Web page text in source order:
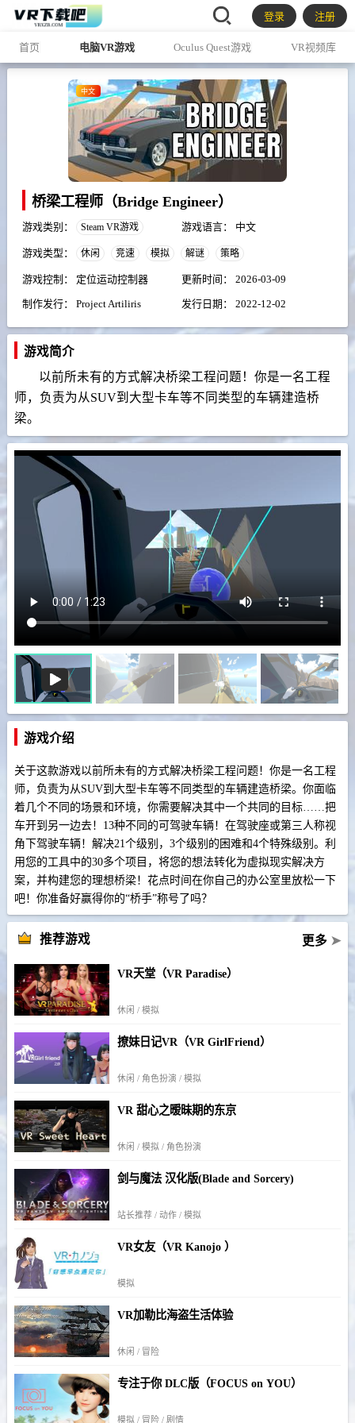
登录 注册
首页 电脑VR游戏 Oculus Quest游戏 VR视频库
中文
桥梁工程师（Bridge Engineer）
游戏类别： Steam VR游戏 游戏语言： 中文
游戏类型： 休闲 竞速 模拟 解谜 策略
游戏控制： 定位运动控制器 更新时间： 2026-03-09
制作发行： Project Artiliris 发行日期： 2022-12-02
游戏简介
以前所未有的方式解决桥梁工程问题！你是一名工程
师，负责为从SUV到大型卡车等不同类型的车辆建造桥
梁。
游戏介绍
关于这款游戏以前所未有的方式解决桥梁工程问题！你是一名工程
师，负责为从SUV到大型卡车等不同类型的车辆建造桥梁。你面临
着几个不同的场景和环境，你需要解决其中一个共同的目标……把
车开到另一边去！13种不同的可驾驶车辆！在驾驶座或第三人称视
角下驾驶车辆！解决21个级别，3个级别的困难和4个特殊级别。利
用您的工具中的30多个项目，将您的想法转化为虚拟现实解决方
案，并构建您的理想桥梁！花点时间在你自己的办公室里放松一下
吧！你准备好赢得你的“桥手”称号了吗？
推荐游戏 更多 ➤
VR天堂（VR Paradise）
休闲 / 模拟
撩妹日记VR（VR GirlFriend）
休闲 / 角色扮演 / 模拟
VR 甜心之暧昧期的东京
休闲 / 模拟 / 角色扮演
剑与魔法 汉化版(Blade and Sorcery)
站长推荐 / 动作 / 模拟
VR女友（VR Kanojo ）
模拟
VR加勒比海盗生活体验
休闲 / 冒险
专注于你 DLC版（FOCUS on YOU）
模拟 / 冒险 / 剧情